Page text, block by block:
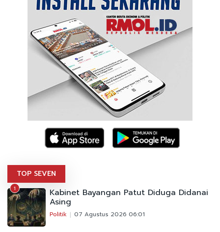
TOP SEVEN
1 Kabinet Bayangan Patut Diduga Didanai
Asing
Politik 07 Agustus 2026 06:01